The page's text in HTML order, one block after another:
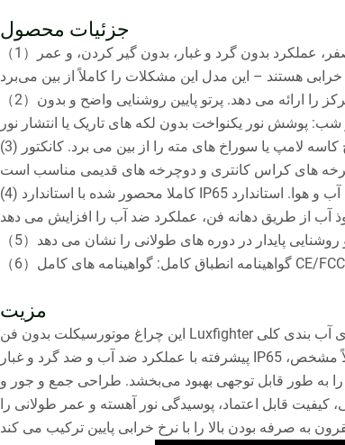
جزئیات محصول
（1）طراحی خنک کننده حالت جامد بدون فن: دارای یک هیت سینک آلومینیومی یکپارچه با چگالی بالا بدون فن داخلی است. مزایا: نویز صفر، نقطه خرابی صفر، عملکرد بدون گرد و غبار، بدون گیر کردن، و عمر
（2）روشنایی بالا + لومن بالا: طراحی نور مخصوص موتورسیکلت که دارای یک تراشه سفارشی با کارایی بالا است که روشنایی استثنایی و روشنایی متمرکز را ارائه می دهد. پرتو پایین روشنایی واضح و بدون
(3) طراحی فوق العاده جمع و جور که تقریباً با تمام موتورسیکلت ها سازگار است: بدنه لامپ مینیاتوری با ساختار یکپارچه نیاز به اصلاح کاسه لامپ یا سوراخ های مته را از بین می برد. کانکتور H4 امکان تعویض
(4) کاملا محصور شده با استاندارد IP65 ضد آب و ضد گرد و غبار برای پایداری در تمام آب و هوا. استاندارد IP65 مقاومت در برابر باران شدید، شرایط گل آلود و استفاده در خارج از جاده را تضمین می کند. طراحی
مزیت
این چراغ موتورسیکلت بدون فن Luxfighter طراحی سنتی فن را حذف می کند و از مشکلات رایج مانند صدای فن، تجمع گرد و غبار و خرابی های مکانیکی جلوگیری می کند. این دستگاه دارای آب بندی کلی
پیشرفته با عملکرد ضد آب و ضد گرد و غبار IP65 است که عملکرد پایدار و بادوام را در تمام شرایط آب و هوایی تضمین می کند. مجهز به یک تراشه ساطع کننده نور با روشنایی بالا، الگوهای نوری کاملاً مشخص،
را به طور قابل توجهی بهبود می‌بخشد. طراحی جمع و جور و
کیفیت قابل اعتماد، پوسیدگی نور آهسته و عمر طولانی را